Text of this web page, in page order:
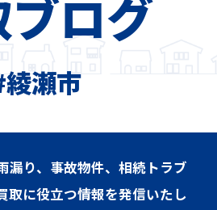
ログ
瀬市
漏り、事故物件、相続トラブ
取に役立つ情報を発信いたし